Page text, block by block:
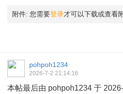
附件: 您需要登录才可以下载或查看
pohpoh1234
2026-7-2 21:14:16
本帖最后由 pohpoh1234 于